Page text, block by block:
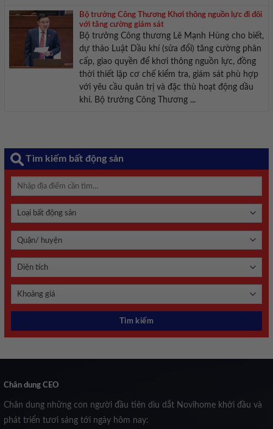
Bộ trưởng Công Thương Khơi thông nguồn lực đi đôi
với tăng cường giám sát
Bộ trưởng Công thương Lê Mạnh Hùng cho biết,
dự thảo Luật Dầu khí (sửa đổi) tăng cường phân
cấp, giao quyền để khơi thông nguồn lực, đồng
thời thiết lập cơ chế kiểm tra, giám sát phù hợp
với yêu cầu quản trị và đặc thù hoạt động dầu
khí. Bộ trưởng Công Thương ...
Tìm kiếm bất động sản
Chân dung CEO
Chân dung những con người đầu tiên dìu dắt Novihome khởi đầu và
phát triển tươi sáng tới ngày hôm nay: